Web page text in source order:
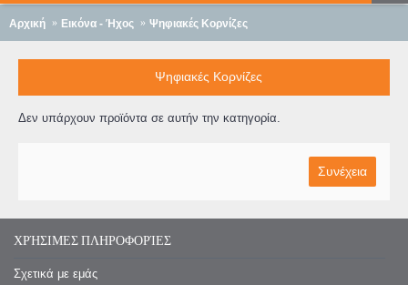
Αρχική Εικόνα - Ήχος Ψηφιακές Κορνίζες
Ψηφιακές Κορνίζες
Δεν υπάρχουν προϊόντα σε αυτήν την κατηγορία.
Συνέχεια
ΧΡΉΣΙΜΕΣ ΠΛΗΡΟΦΟΡΊΕΣ
Σχετικά με εμάς